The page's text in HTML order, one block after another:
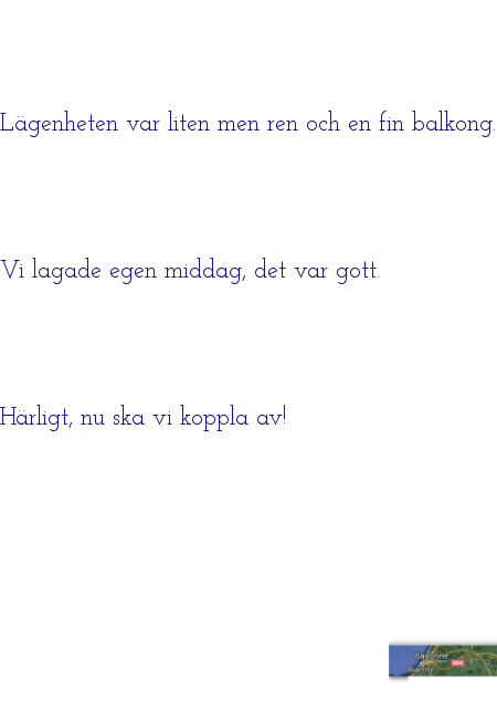
Lägenheten var liten men ren och en fin balkong.
Vi lagade egen middag, det var gott.
Härligt, nu ska vi koppla av!